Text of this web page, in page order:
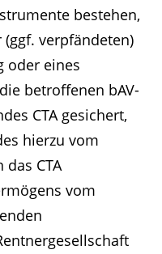
bestehen,
verpfändeten)
oder eines
betroffenen bAV-
CTA gesichert,
hierzu vom
CTA
vom